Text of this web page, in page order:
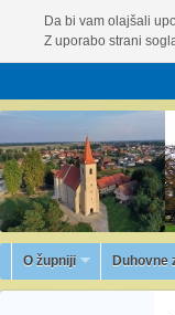
Da bi vam olajšali
Z uporabo strani
O župniji Duhovne